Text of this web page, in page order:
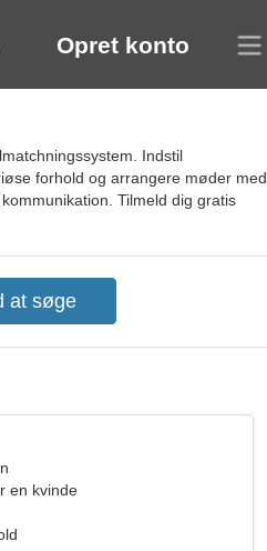
Opret konto
Indstil
forhold og arrangere møder med
Tilmeld dig gratis
en kvinde